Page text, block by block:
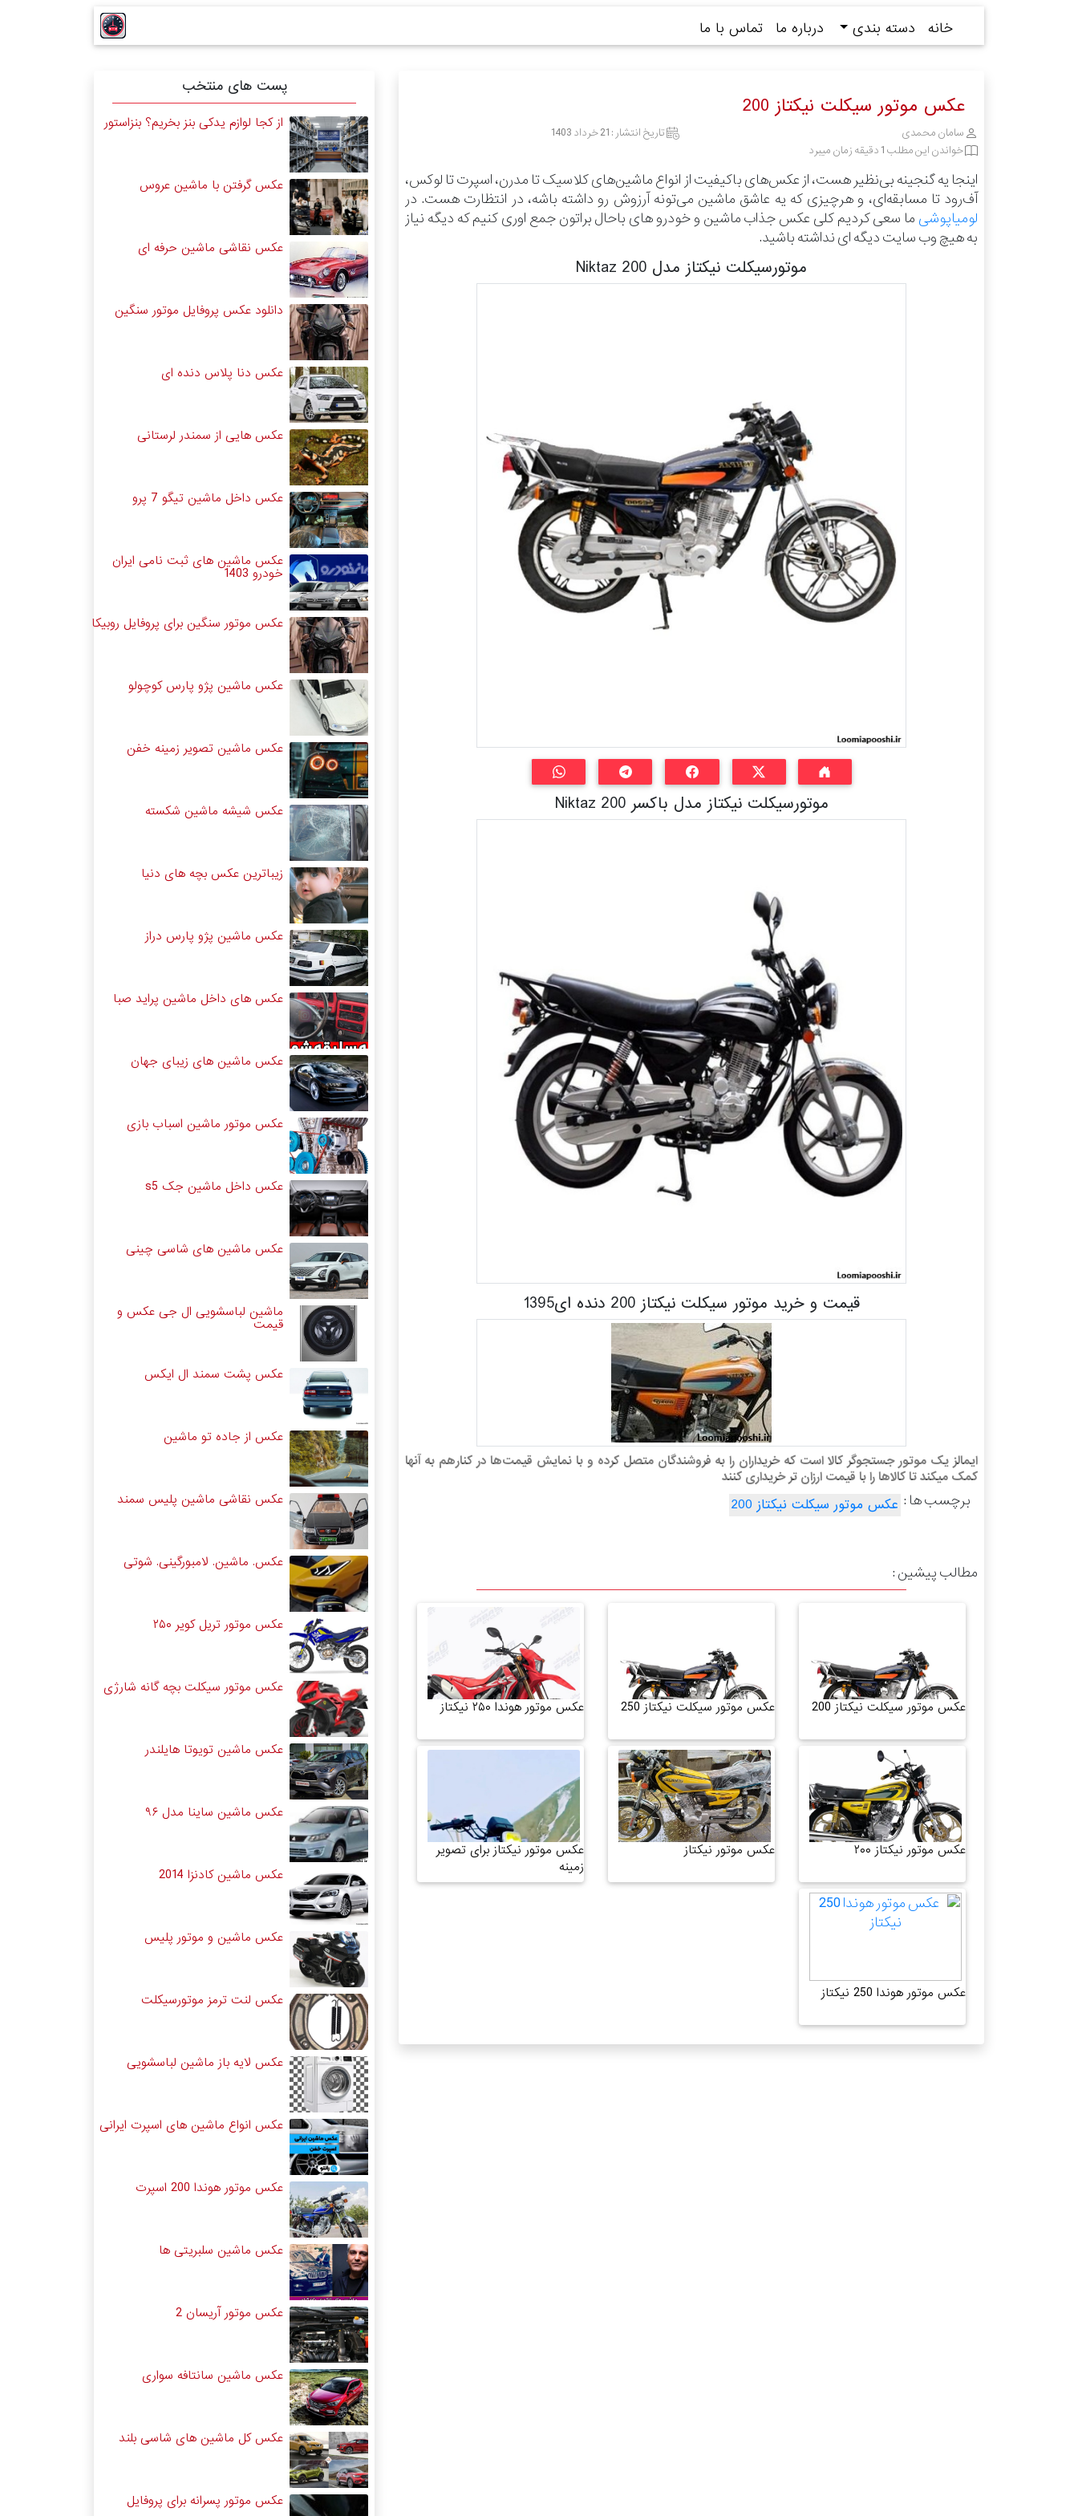
خانه دسته بندی درباره ما تماس با ما
عکس موتور سیکلت نیکتاز 200
سامان محمدی تاریخ انتشار : 21 خرداد 1403
خواندن این مطلب 1 دقیقه زمان میبرد
اینجا یه گنجینه بی‌نظیر هست، از عکس‌های باکیفیت از انواع ماشین‌های کلاسیک تا مدرن، اسپرت تا لوکس،
آف‌رود تا مسابقه‌ای، و هرچیزی که یه عاشق ماشین می‌تونه آرزوش رو داشته باشه، در انتظارت هست. در
لومیاپوشی ما سعی کردیم کلی عکس جذاب ماشین و خودرو های باحال براتون جمع اوری کنیم که دیگه نیاز
به هیچ وب سایت دیگه ای نداشته باشید.
موتورسیکلت نیکتاز مدل Niktaz 200
موتورسیکلت نیکتاز مدل باکسر Niktaz 200
قیمت و خرید موتور سیکلت نیکتاز 200 دنده ای1395
ایمالز یک موتور جستجوگر کالا است که خریداران را به فروشندگان متصل کرده و با نمایش قیمت‌ها در کنارهم به آنها
کمک میکند تا کالاها را با قیمت ارزان تر خریداری کنند
برچسب ها : عکس موتور سیکلت نیکتاز 200
مطالب پیشین :
عکس موتور سیکلت نیکتاز 200 عکس موتور سیکلت نیکتاز 250 عکس موتور هوندا ۲۵۰ نیکتاز
عکس موتور نیکتاز ۲۰۰ عکس موتور نیکتاز
عکس موتور نیکتاز برای تصویر
زمینه
عکس موتور هوندا 250 نیکتاز
پست های منتخب
از کجا لوازم یدکی بنز بخریم؟ بنزاستور
عکس گرفتن با ماشین عروس
عکس نقاشی ماشین حرفه ای
دانلود عکس پروفایل موتور سنگین
عکس دنا پلاس دنده ای
عکس هایی از سمندر لرستانی
عکس داخل ماشین تیگو 7 پرو
عکس ماشین های ثبت نامی ایران
خودرو 1403
عکس موتور سنگین برای پروفایل روبیکا
عکس ماشین پژو پارس کوچولو
عکس ماشین تصویر زمینه خفن
عکس شیشه ماشین شکسته
زیباترین عکس بچه های دنیا
عکس ماشین پژو پارس دراز
عکس های داخل ماشین پراید صبا
عکس ماشین های زیبای جهان
عکس موتور ماشین اسباب بازی
عکس داخل ماشین جک s5
عکس ماشین های شاسی چینی
ماشین لباسشویی ال جی عکس و
قیمت
عکس پشت سمند ال ایکس
عکس از جاده تو ماشین
عکس نقاشی ماشین پلیس سمند
عکس. ماشین. لامبورگینی. شوتی
عکس موتور تریل کویر ۲۵۰
عکس موتور سیکلت بچه گانه شارژی
عکس ماشین تویوتا هایلندر
عکس ماشین ساینا مدل ۹۶
عکس ماشین کادنزا 2014
عکس ماشین و موتور پلیس
عکس لنت ترمز موتورسیکلت
عکس لایه باز ماشین لباسشویی
عکس انواع ماشین های اسپرت ایرانی
عکس موتور هوندا 200 اسپرت
عکس ماشین سلبریتی ها
عکس موتور آریسان 2
عکس ماشین سانتافه سواری
عکس کل ماشین های شاسی بلند
عکس موتور پسرانه برای پروفایل